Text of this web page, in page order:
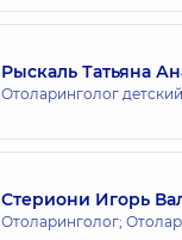
Рыскаль Татьяна
Отоларинголог
Стериони Игорь
Отоларинголог;